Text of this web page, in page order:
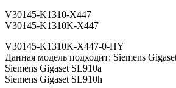
V30145-K1310-X447
V30145-K1310K-X447
V30145-K1310K-X447-0-HY
Данная модель подходит: Siemens
Siemens Gigaset SL910a
Siemens Gigaset SL910h